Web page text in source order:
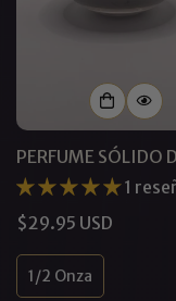
PERFUME SÓLIDO
FEROMONAS 1
Precio
$29.95 USD
1/2 Onza